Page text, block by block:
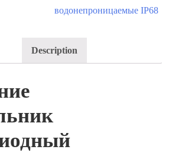
водонепроницаемые IP68
Description